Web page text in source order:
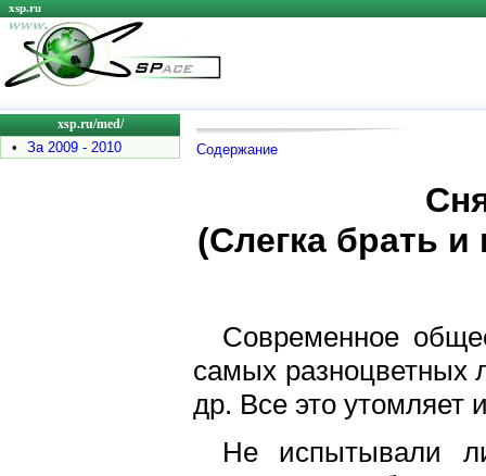
xsp.ru
xsp.ru/med/
• За 2009 - 2010 Содержание
(Слегка брать
Современное
самых разноцветных
др. Все это утомляет
Не испытывали